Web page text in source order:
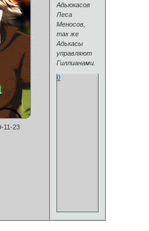
11-23
Адьюкасов
Леса
Меносов,
так же
Адькасы
управляют
Гиллианами.
0